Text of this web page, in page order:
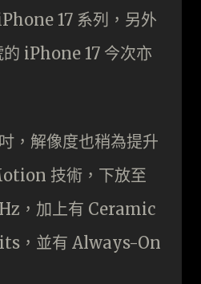
17 系列，另外
iPhone 17 今次亦
，解像度也稍為提升
技術，下放至
，加上有 Ceramic
，並有 Always-On